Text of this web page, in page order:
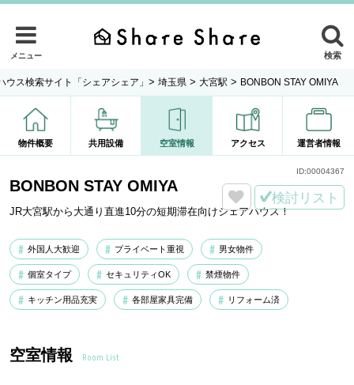
メニュー 検索
ウス検索サイト「シェアシェア」 > 埼玉県 > 大宮駅 > BONBON STAY OMIYA
物件概要 共用設備 空室情報 アクセス 運営者情報
BONBON STAY OMIYA
JR大宮駅から大通り直進10分の短期滞在向けシェアハウス！
検討リスト
外国人大歓迎 プライベート重視 男女物件
個室タイプ セキュリティOK 禁煙物件
キッチン用品充実 各部屋家具完備 リフォーム済
ID:00004367
空室情報 Room List